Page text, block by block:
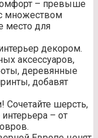
– превыше
множеством
место для
декором.
аксессуаров,
деревянные
добавят
Сочетайте шерсть,
– от